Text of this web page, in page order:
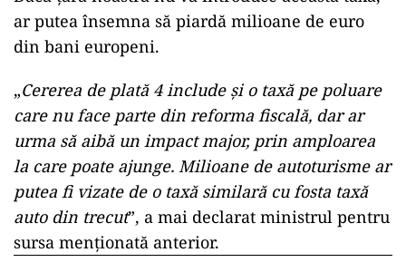
ar putea însemna să piardă milioane de euro
din bani europeni.
„Cererea de plată 4 include și o taxă pe poluare
care nu face parte din reforma fiscală, dar ar
urma să aibă un impact major, prin amploarea
la care poate ajunge. Milioane de autoturisme ar
putea fi vizate de o taxă similară cu fosta taxă
auto din trecut”, a mai declarat ministrul pentru
sursa menționată anterior.